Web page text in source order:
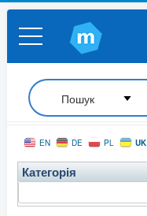
EN DE PL UK
Категорія